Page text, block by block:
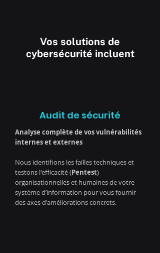
Vos solutions de
cybersécurité incluent
Audit de sécurité
Analyse complète de vos vulnérabilités
internes et externes
Nous identifions les failles techniques et
testons l'efficacité (Pentest)
organisationnelles et humaines de votre
système d’information pour vous fournir
des axes d'améliorations concrets.